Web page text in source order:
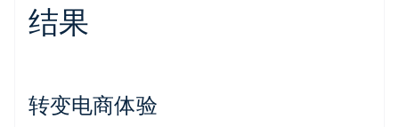
结果
转变电商体验